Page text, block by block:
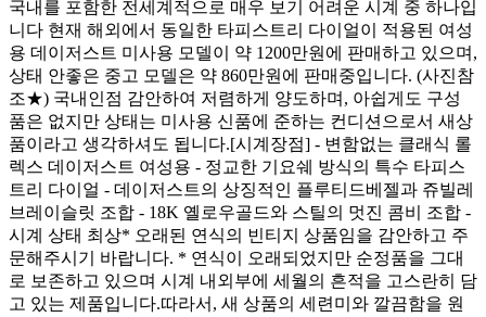
국내를 포함한 전세계적으로 매우 보기 어려운 시계 중 하나입
니다 현재 해외에서 동일한 타피스트리 다이얼이 적용된 여성
용 데이저스트 미사용 모델이 약 1200만원에 판매하고 있으며,
상태 안좋은 중고 모델은 약 860만원에 판매중입니다. (사진참
조★) 국내인점 감안하여 저렴하게 양도하며, 아쉽게도 구성
품은 없지만 상태는 미사용 신품에 준하는 컨디션으로서 새상
품이라고 생각하셔도 됩니다.[시계장점] - 변함없는 클래식 롤
렉스 데이저스트 여성용 - 정교한 기요쉐 방식의 특수 타피스
트리 다이얼 - 데이저스트의 상징적인 플루티드베젤과 쥬빌레
브레이슬릿 조합 - 18K 옐로우골드와 스틸의 멋진 콤비 조합 -
시계 상태 최상* 오래된 연식의 빈티지 상품임을 감안하고 주
문해주시기 바랍니다. * 연식이 오래되었지만 순정품을 그대
로 보존하고 있으며 시계 내외부에 세월의 흔적을 고스란히 담
고 있는 제품입니다.따라서, 새 상품의 세련미와 깔끔함을 원